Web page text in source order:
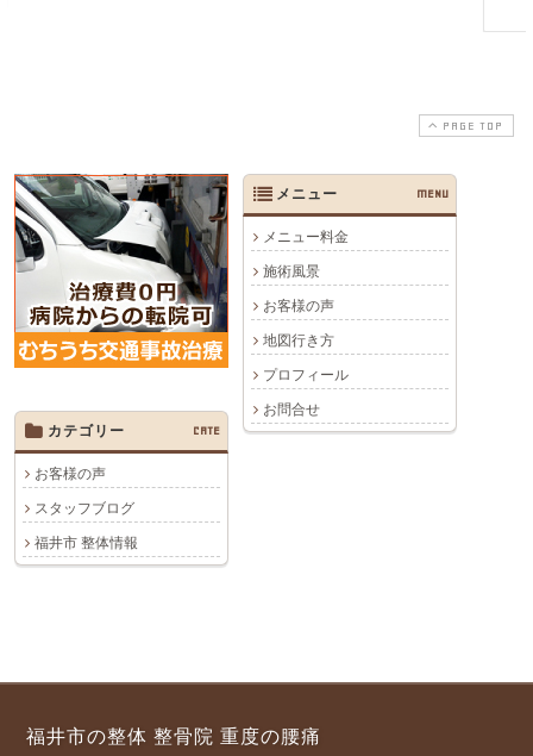
PAGE TOP
メニュー MENU
メニュー料金
施術風景
お客様の声
地図行き方
プロフィール
お問合せ
カテゴリー
CATE
お客様の声
スタッフブログ
福井市 整体情報
福井市の整体 整骨院 重度の腰痛